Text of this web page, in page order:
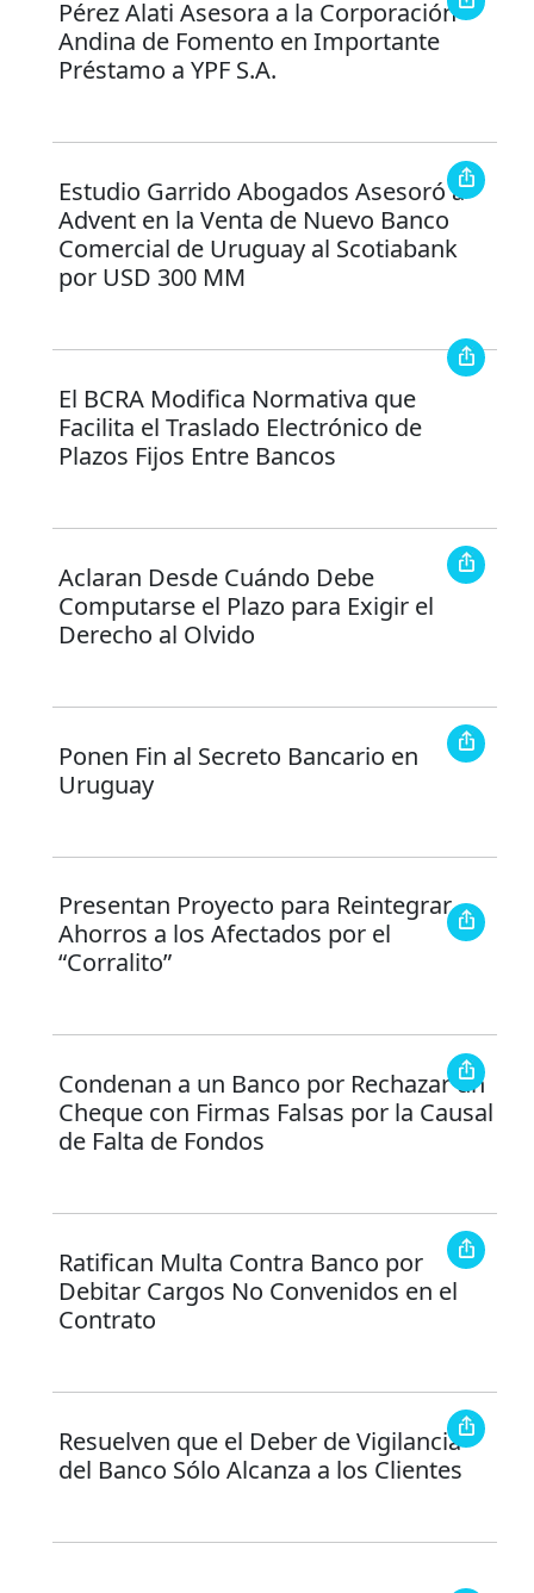
Pérez Alati Asesora a la Corporación
Andina de Fomento en Importante
Préstamo a YPF S.A.
Estudio Garrido Abogados Asesoró a
Advent en la Venta de Nuevo Banco
Comercial de Uruguay al Scotiabank
por USD 300 MM
El BCRA Modifica Normativa que
Facilita el Traslado Electrónico de
Plazos Fijos Entre Bancos
Aclaran Desde Cuándo Debe
Computarse el Plazo para Exigir el
Derecho al Olvido
Ponen Fin al Secreto Bancario en
Uruguay
Presentan Proyecto para Reintegrar
Ahorros a los Afectados por el
“Corralito”
Condenan a un Banco por Rechazar un
Cheque con Firmas Falsas por la Causal
de Falta de Fondos
Ratifican Multa Contra Banco por
Debitar Cargos No Convenidos en el
Contrato
Resuelven que el Deber de Vigilancia
del Banco Sólo Alcanza a los Clientes